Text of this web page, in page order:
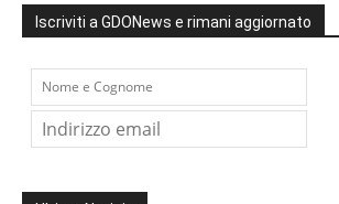
Iscriviti a GDONews e rimani aggiornato